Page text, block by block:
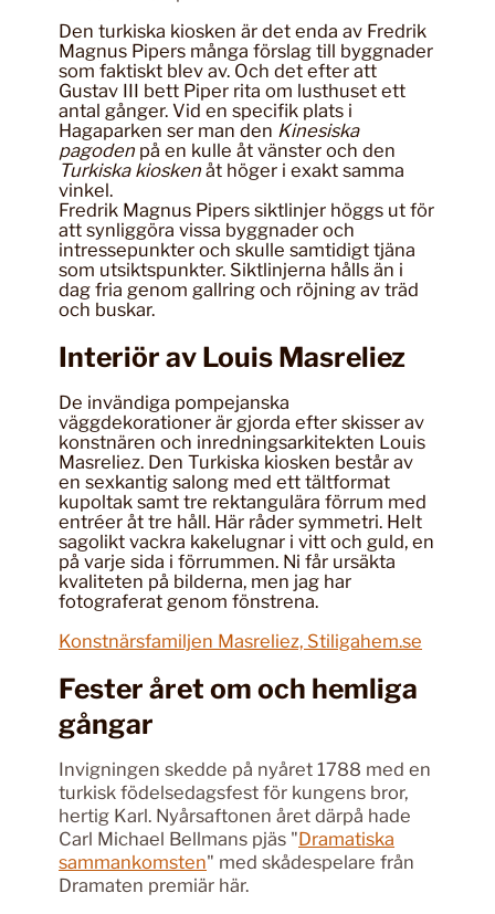
Den turkiska kiosken är det enda av Fredrik
Magnus Pipers många förslag till byggnader
som faktiskt blev av. Och det efter att
Gustav III bett Piper rita om lusthuset ett
antal gånger. Vid en specifik plats i
Hagaparken ser man den Kinesiska
pagoden på en kulle åt vänster och den
Turkiska kiosken åt höger i exakt samma
vinkel.
Fredrik Magnus Pipers siktlinjer höggs ut för
att synliggöra vissa byggnader och
intressepunkter och skulle samtidigt tjäna
som utsiktspunkter. Siktlinjerna hålls än i
dag fria genom gallring och röjning av träd
och buskar.
Interiör av Louis Masreliez
De invändiga pompejanska
väggdekorationer är gjorda efter skisser av
konstnären och inredningsarkitekten Louis
Masreliez. Den Turkiska kiosken består av
en sexkantig salong med ett tältformat
kupoltak samt tre rektangulära förrum med
entréer åt tre håll. Här råder symmetri. Helt
sagolikt vackra kakelugnar i vitt och guld, en
på varje sida i förrummen. Ni får ursäkta
kvaliteten på bilderna, men jag har
fotograferat genom fönstrena.
Konstnärsfamiljen Masreliez, Stiligahem.se
Fester året om och hemliga
gångar
Invigningen skedde på nyåret 1788 med en
turkisk födelsedagsfest för kungens bror,
hertig Karl. Nyårsaftonen året därpå hade
Carl Michael Bellmans pjäs "Dramatiska
sammankomsten" med skådespelare från
Dramaten premiär här.